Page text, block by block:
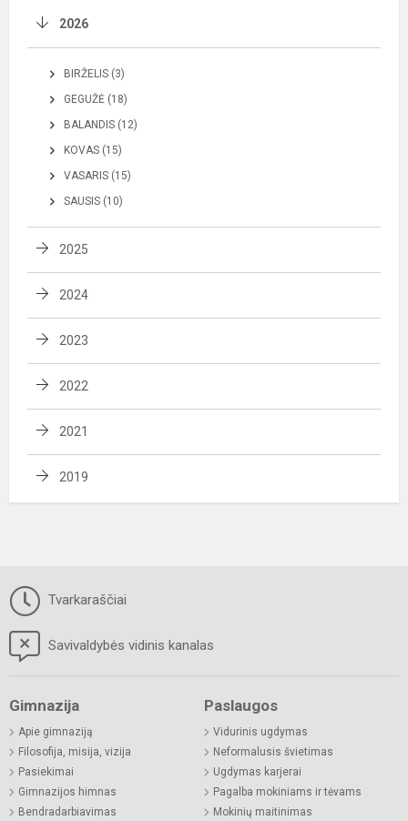
2026
BIRŽELIS (3)
GEGUŽĖ (18)
BALANDIS (12)
KOVAS (15)
VASARIS (15)
SAUSIS (10)
2025
2024
2023
2022
2021
2019
Tvarkaraščiai
Savivaldybės vidinis kanalas
Gimnazija
Apie gimnaziją
Filosofija, misija, vizija
Pasiekimai
Gimnazijos himnas
Bendradarbiavimas
Paslaugos
Vidurinis ugdymas
Neformalusis švietimas
Ugdymas karjerai
Pagalba mokiniams ir tėvams
Mokinių maitinimas